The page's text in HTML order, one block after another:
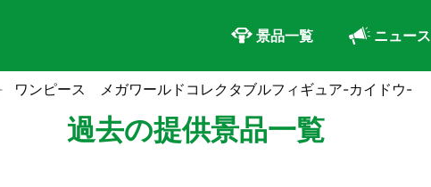
景品一覧 ニュース
ワンピース メガワールドコレクタブルフィギュア-カイドウ-
過去の提供景品一覧